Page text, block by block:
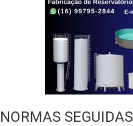
NORMAS